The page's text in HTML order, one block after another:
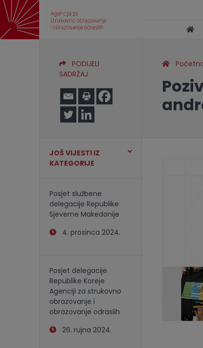
PODIJELI
SADRŽAJ
JOŠ VIJESTI IZ
KATEGORIJE
Posjet službene
delegacije Republike
Sjeverne Makedonije
4. prosinca 2024.
Posjet delegacije
Republike Koreje
Agenciji za strukovno
obrazovanje i
obrazovanje odraslih
26. rujna 2024.